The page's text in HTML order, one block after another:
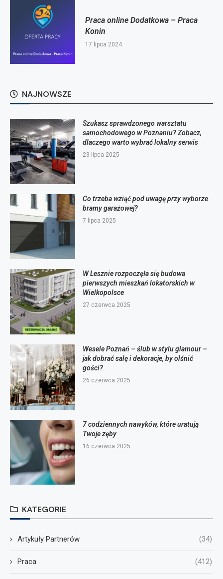
Praca online Dodatkowa – Praca
Konin
17 lipca 2024
NAJNOWSZE
Szukasz sprawdzonego warsztatu
samochodowego w Poznaniu? Zobacz,
dlaczego warto wybrać lokalny serwis
23 lipca 2025
Co trzeba wziąć pod uwagę przy wyborze
bramy garażowej?
7 lipca 2025
W Lesznie rozpoczęła się budowa
pierwszych mieszkań lokatorskich w
Wielkopolsce
27 czerwca 2025
Wesele Poznań – ślub w stylu glamour –
jak dobrać salę i dekoracje, by olśnić
gości?
26 czerwca 2025
7 codziennych nawyków, które uratują
Twoje zęby
16 czerwca 2025
KATEGORIE
Artykuły Partnerów (34)
Praca (412)